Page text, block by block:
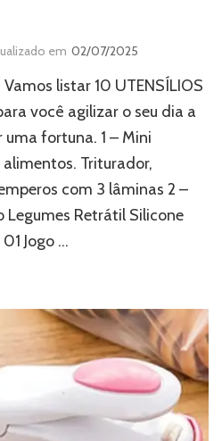
em 02/07/2025
listar 10 UTENSÍLIOS
você agilizar o seu dia a
fortuna. 1 – Mini
Triturador,
com 3 lâminas 2 –
Legumes Retrátil Silicone
Jogo …